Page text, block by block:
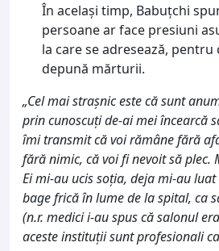
În același timp, Babuțchi
persoane ar face presiuni
la care se adresează, pentru
depună mărturii.
„Cel mai strașnic este că sunt
prin cunoscuți de-ai mei încearcă
îmi transmit că voi rămâne fără
fără nimic, că voi fi nevoit să plec.
Ei mi-au ucis soția, deja mi-au
bage frică în lume de la spital, ca
(n.r. medici i-au spus că salonul
aceste instituții sunt profesionali